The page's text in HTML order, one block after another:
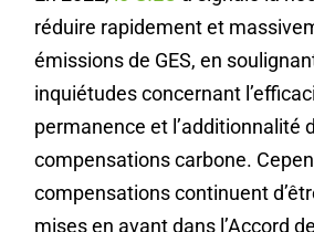
réduire rapidement et
émissions de GES, en
inquiétudes concernant
permanence et l’additionnalité
compensations carbone.
compensations continuent
mises en avant dans l’Accord